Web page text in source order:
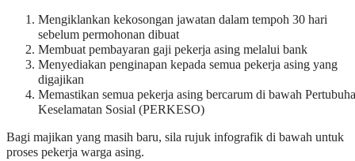
Mengiklankan kekosongan jawatan dalam tempoh 30 hari
sebelum permohonan dibuat
Membuat pembayaran gaji pekerja asing melalui bank
Menyediakan penginapan kepada semua pekerja asing yang
digajikan
Memastikan semua pekerja asing bercarum di bawah
Keselamatan Sosial (PERKESO)
Bagi majikan yang masih baru, sila rujuk infografik di bawah untuk
proses pekerja warga asing.